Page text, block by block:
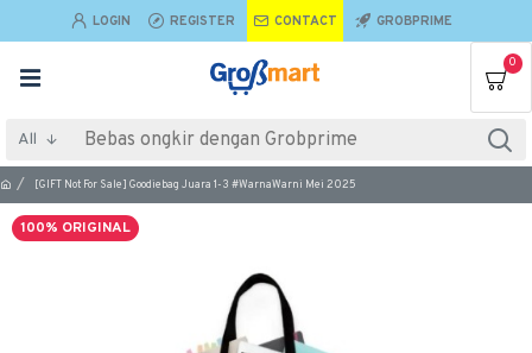
LOGIN REGISTER CONTACT GROBPRIME
0
All
[GIFT Not For Sale] Goodiebag Juara 1-3 #WarnaWarni Mei 2025
100% ORIGINAL